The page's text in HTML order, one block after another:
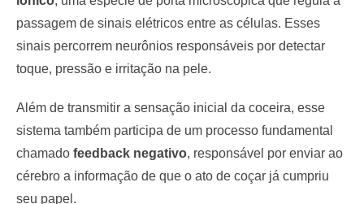
passagem de sinais elétricos entre as células. Esses
sinais percorrem neurônios responsáveis por detectar
toque, pressão e irritação na pele.
Além de transmitir a sensação inicial da coceira, esse
sistema também participa de um processo fundamental
chamado feedback negativo, responsável por enviar ao
cérebro a informação de que o ato de coçar já cumpriu
seu papel.